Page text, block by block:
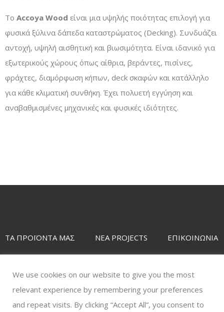
Το Accoya Wood είναι μια υψηλής ποιότητας επιλογή για
φυσικά ξύλινα δάπεδα καταστρώματος (Decking). Συνδυάζει
αντοχή, υψηλή αισθητική και βιωσιμότητα. Είναι ιδανικό για
εξωτερικούς χώρους όπως αίθρια, βεράντες, πισίνες,
φράχτες, διαμόρφωση κήπων, deck σκαφών και κατάλληλο
για κάθε κλιματική συνθήκη. Έχει πολυετή εγγύηση και
αναβαθμισμένες μηχανικές και φυσικές ιδιότητες.
TΑ ΠΡΟΪΟΝΤΑ ΜΑΣ ΝΕΑ PROJECTS ΕΠΙΚΟΙΝΩΝΙΑ
Developed by ITConcept
We use cookies on our website to give you the most
relevant experience by remembering your preferences
and repeat visits. By clicking “Accept All”, you consent to